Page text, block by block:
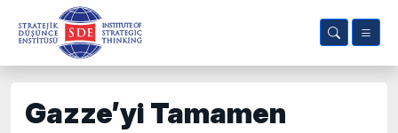
Gazze’yi Tamamen